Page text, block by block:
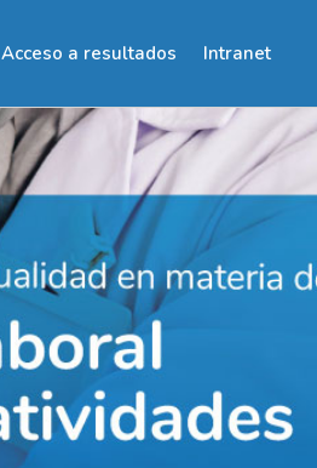
Acceso a resultados Intranet